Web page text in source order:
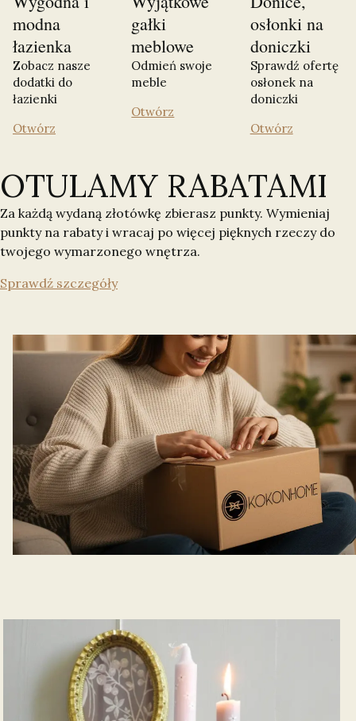
modna
łazienka
Zobacz nasze
dodatki do
łazienki
Otwórz
gałki
meblowe
Odmień swoje
meble
Otwórz
osłonki na
doniczki
Sprawdź ofertę
osłonek na
doniczki
Otwórz
OTULAMY RABATAMI
Za każdą wydaną złotówkę zbierasz punkty. Wymieniaj
punkty na rabaty i wracaj po więcej pięknych rzeczy do
twojego wymarzonego wnętrza.
Sprawdź szczegóły